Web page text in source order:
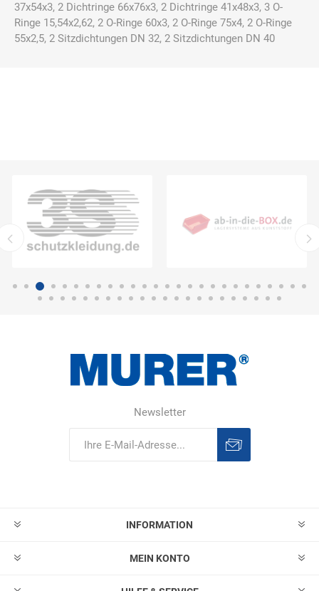
37x54x3, 2 Dichtringe 66x76x3, 2 Dichtringe 41x48x3, 3 O-
Ringe 15,54x2,62, 2 O-Ringe 60x3, 2 O-Ringe 75x4, 2 O-Ringe
55x2,5, 2 Sitzdichtungen DN 32, 2 Sitzdichtungen DN 40
Newsletter
INFORMATION
MEIN KONTO